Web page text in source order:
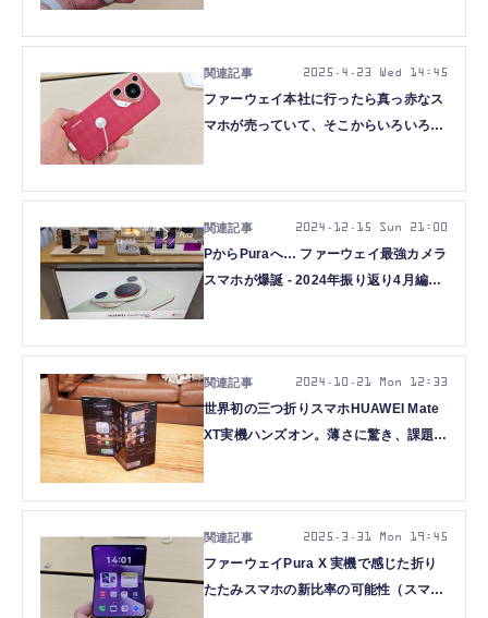
ファーウェイ本社に行ったら真っ赤なス
マホが売っていて、そこからいろいろと
2025.4.23 Wed 14:45
PからPuraへ… ファーウェイ最強カメラ
スマホが爆誕 - 2024年振り返り4月編
2024.12.15 Sun 21:00
世界初の三つ折りスマホHUAWEI Mate
XT実機ハンズオン。薄さに驚き、課題は
2024.10.21 Mon 12:33
ファーウェイPura X 実機で感じた折り
たたみスマホの新比率の可能性（スマホ
2025.3.31 Mon 19:45